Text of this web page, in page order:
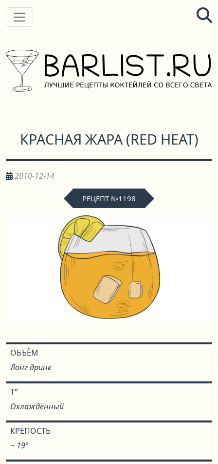
КРАСНАЯ ЖАРА(RED HEAT)
2010-12-14
РЕЦЕПТ №1198
ОБЪЁМ
Лонг дринк
T°
Охлаждённый
КРЕПОСТЬ
~ 19°